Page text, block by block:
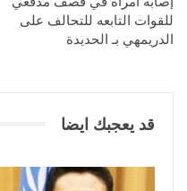
للقوات التابعه للتحالف على
الدريمهي بـ الحديدة
قد يعجبك ايضا